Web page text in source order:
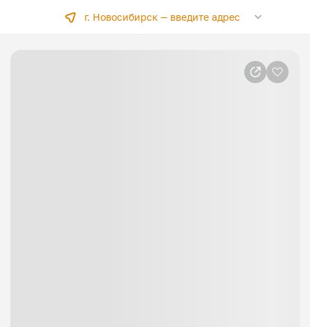
г. Новосибирск —введите адрес